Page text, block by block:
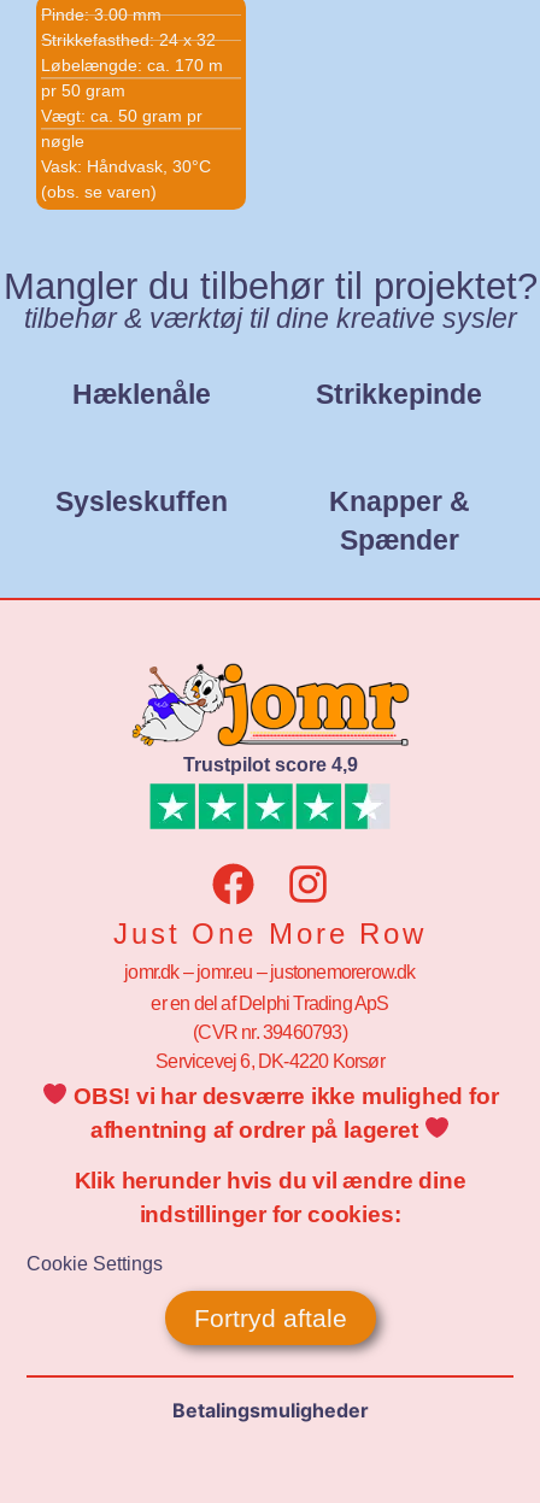
Pinde: 3.00 mm
Strikkefasthed: 24 x 32
Løbelængde: ca. 170 m
pr 50 gram
Vægt: ca. 50 gram pr
nøgle
Vask: Håndvask, 30°C
(obs. se varen)
Mangler du tilbehør til projektet?
tilbehør & værktøj til dine kreative sysler
Hæklenåle Strikkepinde
Sysleskuffen
Knapper &
Spænder
Trustpilot score 4,9
Just One More Row
jomr.dk – jomr.eu – justonemorerow.dk
er en del af Delphi Trading ApS
(CVR nr. 39460793)
Servicevej 6, DK-4220 Korsør
OBS! vi har desværre ikke mulighed for
afhentning af ordrer på lageret
Klik herunder hvis du vil ændre dine
indstillinger for cookies:
Cookie Settings
Fortryd aftale
Betalingsmuligheder